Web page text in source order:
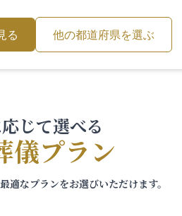
る 他の都道府県を選ぶ
じて選べる
儀プラン
適なプランをお選びいただけます。